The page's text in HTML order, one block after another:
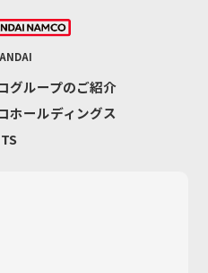
グループのご紹介
ホールディングス